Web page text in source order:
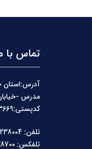
تماس با
آدرس:استان
کدپستی:9713833669
تلفن: 05632238004 الی 7
تلفکس: 05632238700